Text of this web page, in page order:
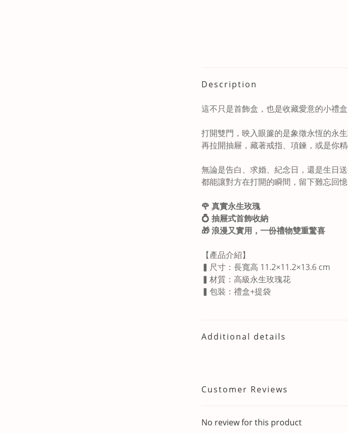
Description
這不只是首飾盒，也是收藏愛意的小禮
打開雙門，映入眼簾的是象徵永恆的永生
再拉開抽屜，藏著戒指、項鍊，或是你
無論是告白、求婚、紀念日，還是生日送
都能讓對方在打開的瞬間，留下難忘回
🌹 真實永生玫瑰
💍 抽屜式首飾收納
🎁 浪漫又實用，一份禮物雙重驚喜
【產品介紹】
▍尺寸：長寬高 11.2×11.2×13.6 cm
▍材質：高級永生玫瑰花
▍包裝：禮盒+提袋
Additional details
Customer Reviews
No review for this product